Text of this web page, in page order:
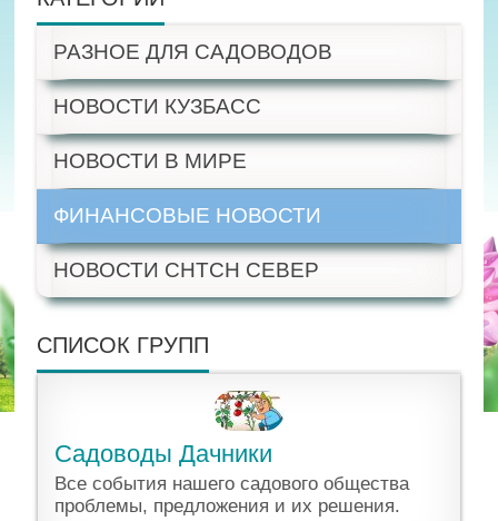
РАЗНОЕ ДЛЯ САДОВОДОВ
НОВОСТИ КУЗБАСС
НОВОСТИ В МИРЕ
ФИНАНСОВЫЕ НОВОСТИ
НОВОСТИ СНТСН СЕВЕР
СПИСОК ГРУПП
Садоводы Дачники
Все события нашего садового общества
проблемы, предложения и их решения.